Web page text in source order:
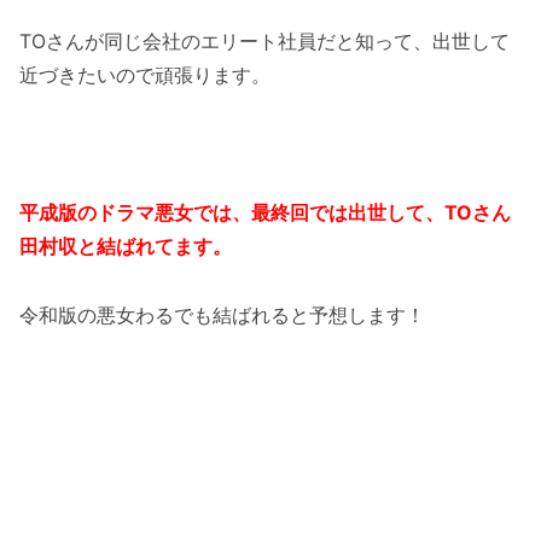
TOさんが同じ会社のエリート社員だと知って、出世して
近づきたいので頑張ります。
平成版のドラマ悪女では、最終回では出世して、TOさん
田村収と結ばれてます。
令和版の悪女わるでも結ばれると予想します！